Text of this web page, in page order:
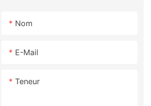
Nom
E-Mail
Teneur